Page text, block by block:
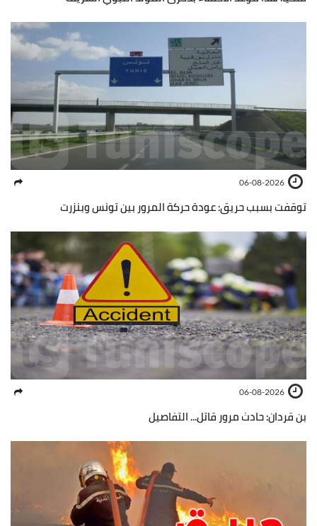
06-08-2026
توقفت بسبب حريق: عودة حركة المرور بين تونس وبنزرت
06-08-2026
بن قردان: حادث مرور قاتل... التفاصيل